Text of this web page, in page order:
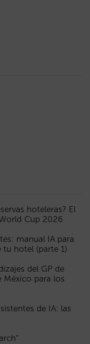
hoteleras? El
Cup 2026
manual IA para
hotel (parte 1)
del GP de
México para los
de IA: las